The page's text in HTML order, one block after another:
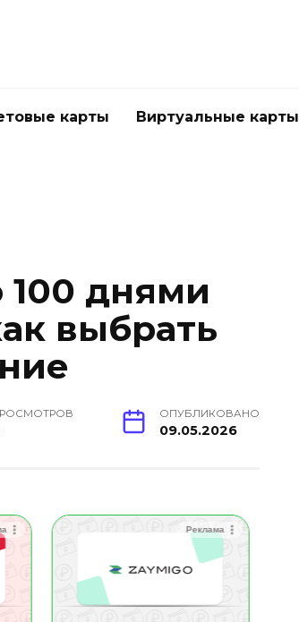
карты Виртуальные карты
днями
выбрать
ОПУБЛИКОВАНО
09.05.2026
Реклама